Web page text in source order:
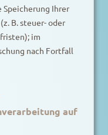
Speicherung Ihrer
B. steuer- oder
im
nach Fortfall
auf